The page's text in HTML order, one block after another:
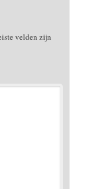
velden zijn